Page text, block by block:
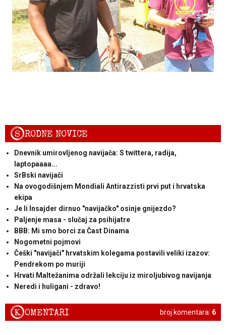
SRODNE NOVICE
Dnevnik umirovljenog navijača: S twittera, radija,
laptopaaaa...
SrBski navijači
Na ovogodišnjem Mondiali Antirazzisti prvi put i hrvatska
ekipa
Je li Insajder dirnuo "navijačko" osinje gnijezdo?
Paljenje masa - slučaj za psihijatre
BBB: Mi smo borci za Čast Dinama
Nogometni pojmovi
Češki "navijači" hrvatskim kolegama postavili veliki izazov:
Pendrekom po muriji
Hrvati Maltežanima održali lekciju iz miroljubivog navijanja
Neredi i huligani - zdravo!
broj komentara: 6
KOMENTARI